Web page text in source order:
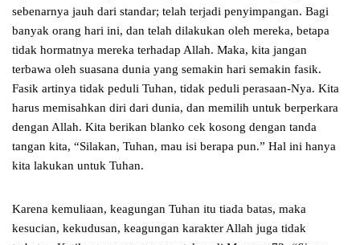
sebenarnya jauh dari standar; telah terjadi penyimpangan. Bagi
banyak orang hari ini, dan telah dilakukan oleh mereka, betapa
tidak hormatnya mereka terhadap Allah. Maka, kita jangan
terbawa oleh suasana dunia yang semakin hari semakin fasik.
Fasik artinya tidak peduli Tuhan, tidak peduli perasaan-Nya. Kita
harus memisahkan diri dari dunia, dan memilih untuk berperkara
dengan Allah. Kita berikan blanko cek kosong dengan tanda
tangan kita, “Silakan, Tuhan, mau isi berapa pun.” Hal ini hanya
kita lakukan untuk Tuhan.
Karena kemuliaan, keagungan Tuhan itu tiada batas, maka
kesucian, kekudusan, keagungan karakter Allah juga tidak